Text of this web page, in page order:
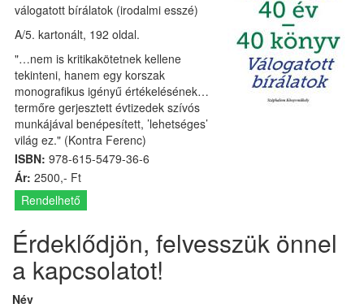
válogatott bírálatok (irodalmi esszé)
A/5. kartonált, 192 oldal.
"…nem is kritikakötetnek kellene
tekinteni, hanem egy korszak
monografikus igényű értékelésének…
termőre gerjesztett évtizedek szívós
munkájával benépesített, ’lehetséges’
világ ez." (Kontra Ferenc)
ISBN: 978-615-5479-36-6
Ár: 2500,- Ft
Rendelhető
Érdeklődjön, felvesszük önnel
a kapcsolatot!
Név